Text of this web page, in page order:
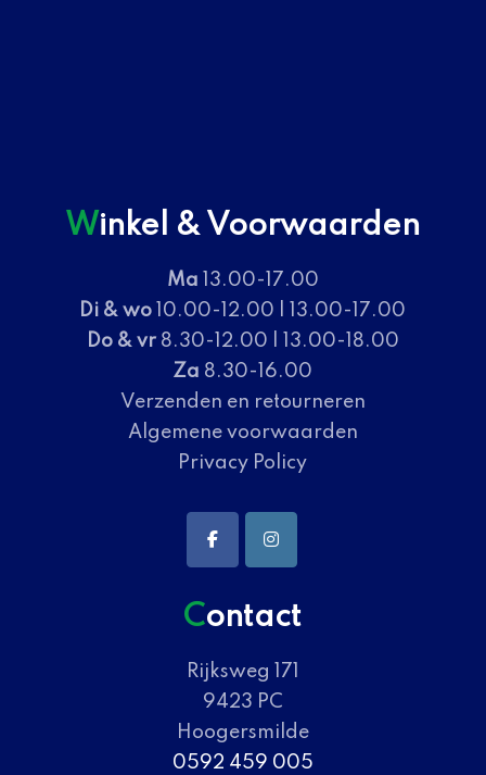
Winkel & Voorwaarden
Ma 13.00-17.00
Di & wo 10.00-12.00 | 13.00-17.00
Do & vr8.30-12.00 | 13.00-18.00
Za 8.30-16.00
Verzenden en retourneren
Algemene voorwaarden
Privacy Policy
Contact
Rijksweg 171
9423 PC
Hoogersmilde
0592 459 005